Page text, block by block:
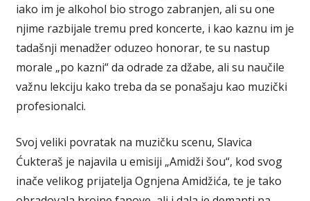
iako im je alkohol bio strogo zabranjen, ali su one
njime razbijale tremu pred koncerte, i kao kaznu im je
tadašnji menadžer oduzeo honorar, te su nastup
morale „po kazni“ da odrade za džabe, ali su naučile
važnu lekciju kako treba da se ponašaju kao muzički
profesionalci.
Svoj veliki povratak na muzičku scenu, Slavica
Ćukteraš je najavila u emisiji „Amidži šou“, kod svog
inače velikog prijatelja Ognjena Amidžića, te je tako